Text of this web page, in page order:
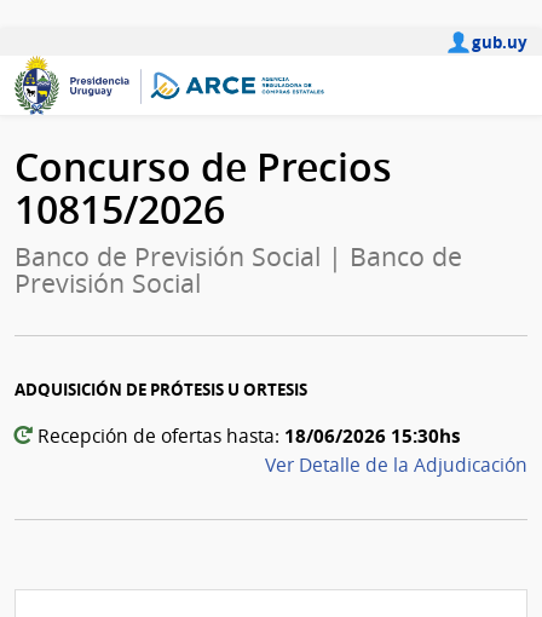
gub.uy
Concurso de Precios
10815/2026
Banco de Previsión Social | Banco de
Previsión Social
ADQUISICIÓN DE PRÓTESIS U ORTESIS
Recepción de ofertas hasta: 18/06/2026 15:30hs
Ver Detalle de la Adjudicación